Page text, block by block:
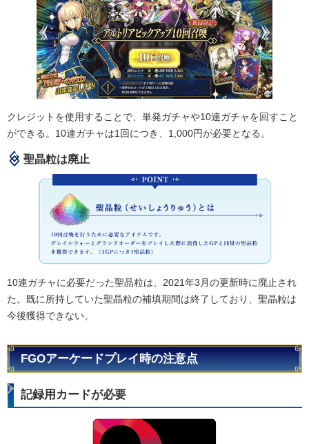
クレジットを使用することで、単発ガチャや10連ガチャを回すこと
ができる。10連ガチャは1回につき、1,000円が必要となる。
聖晶粒は廃止
10連ガチャに必要だった聖晶粒は、2021年3月の更新時に廃止され
た。既に所持していた聖晶粒の補填期間は終了しており、聖晶粒は
今後獲得できない。
FGOアーケードプレイ時の注意点
記録用カードが必要